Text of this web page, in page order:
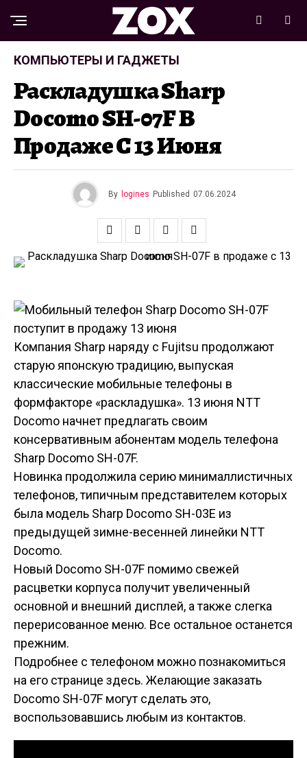
КОМПЬЮТЕРЫ И ГАДЖЕТЫ
Раскладушка Sharp
Docomo SH-07F В
Продаже С 13 Июня
By logines Published 07.06.2024
Компания Sharp наряду с Fujitsu продолжают
старую японскую традицию, выпуская
классические мобильные телефоны в
формфакторе «раскладушка». 13 июня NTT
Docomo начнет предлагать своим
консервативным абонентам модель телефона
Sharp Docomo SH-07F.
Новинка продолжила серию минималлистичных
телефонов, типичным представителем которых
была модель Sharp Docomo SH-03E из
предыдущей зимне-весенней линейки NTT
Docomo.
Новый Docomo SH-07F помимо свежей
расцветки корпуса получит увеличенный
основной и внешний дисплей, а также слегка
перерисованное меню. Все остальное останется
прежним.
Подробнее с телефоном можно познакомиться
на его странице здесь. Желающие заказать
Docomo SH-07F могут сделать это,
воспользовавшись любым из контактов.